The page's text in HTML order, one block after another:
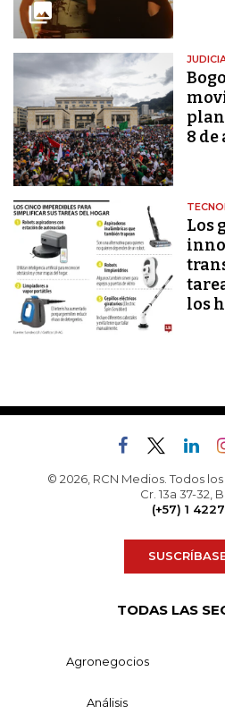
8 de
Los
los
© 2026, RCN Medios. Todos
Cr. 13a 37-32,
(+57) 1
TODAS LAS
Agronegocios
Análisis